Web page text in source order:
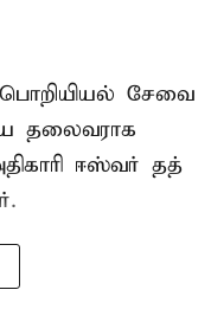
சேவை
தலைவராக
ஈஸ்வர் தத்